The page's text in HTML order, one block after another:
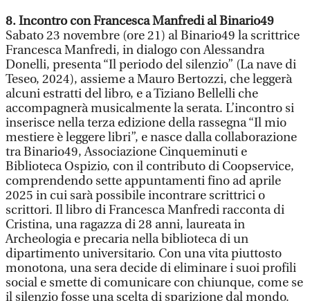
8. Incontro con Francesca Manfredi al Binario49
Sabato 23 novembre (ore 21) al Binario49 la scrittrice
Francesca Manfredi, in dialogo con Alessandra
Donelli, presenta “Il periodo del silenzio” (La nave di
Teseo, 2024), assieme a Mauro Bertozzi, che leggerà
alcuni estratti del libro, e a Tiziano Bellelli che
accompagnerà musicalmente la serata. L’incontro si
inserisce nella terza edizione della rassegna “Il mio
mestiere è leggere libri”, e nasce dalla collaborazione
tra Binario49, Associazione Cinqueminuti e
Biblioteca Ospizio, con il contributo di Coopservice,
comprendendo sette appuntamenti fino ad aprile
2025 in cui sarà possibile incontrare scrittrici o
scrittori. Il libro di Francesca Manfredi racconta di
Cristina, una ragazza di 28 anni, laureata in
Archeologia e precaria nella biblioteca di un
dipartimento universitario. Con una vita piuttosto
monotona, una sera decide di eliminare i suoi profili
social e smette di comunicare con chiunque, come se
il silenzio fosse una scelta di sparizione dal mondo.